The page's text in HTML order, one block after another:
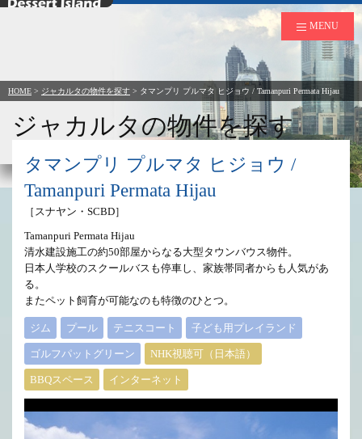
デザートアイランド
MENU
HOME > ジャカルタの物件を探す > タマンプリ プルマタ ヒジョウ / Tamanpuri Permata Hijau
ジャカルタの物件を探す
タマンプリ プルマタ ヒジョウ /
Tamanpuri Permata Hijau
［スナヤン・SCBD］
Tamanpuri Permata Hijau
清水建設施工の約50部屋からなる大型タウンバウス物件。
日本人学校のスクールバスも停車し、家族帯同者からも人気があ
る。
またペット飼育が可能なのも特徴のひとつ。
ジム プール テニスコート 子ども用プレイランド
ゴルフパットグリーン NHK視聴可（日本語）
BBQスペース インターネット